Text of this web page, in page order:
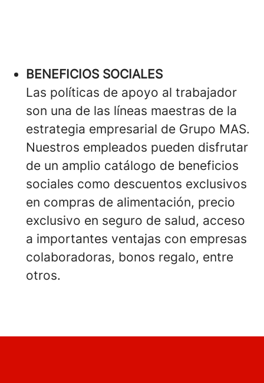
BENEFICIOS SOCIALES
Las políticas de apoyo al trabajador
son una de las líneas maestras de la
estrategia empresarial de Grupo MAS.
Nuestros empleados pueden disfrutar
de un amplio catálogo de beneficios
sociales como descuentos exclusivos
en compras de alimentación, precio
exclusivo en seguro de salud, acceso
a importantes ventajas con empresas
colaboradoras, bonos regalo, entre
otros.